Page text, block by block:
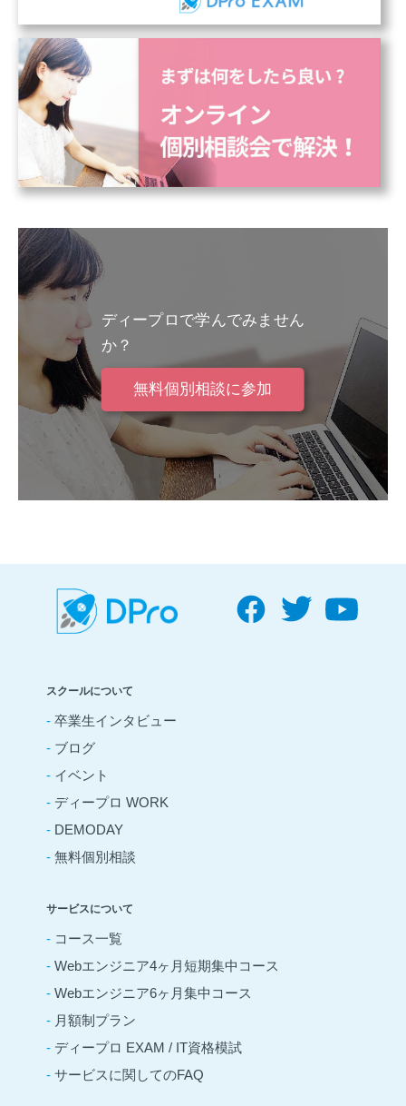
ディープロで学んでみません
か？
無料個別相談に参加
スクールについて
- 卒業生インタビュー
- ブログ
- イベント
- ディープロ WORK
- DEMODAY
- 無料個別相談
サービスについて
- コース一覧
- Webエンジニア4ヶ月短期集中コース
- Webエンジニア6ヶ月集中コース
- 月額制プラン
- ディープロ EXAM / IT資格模試
- サービスに関してのFAQ